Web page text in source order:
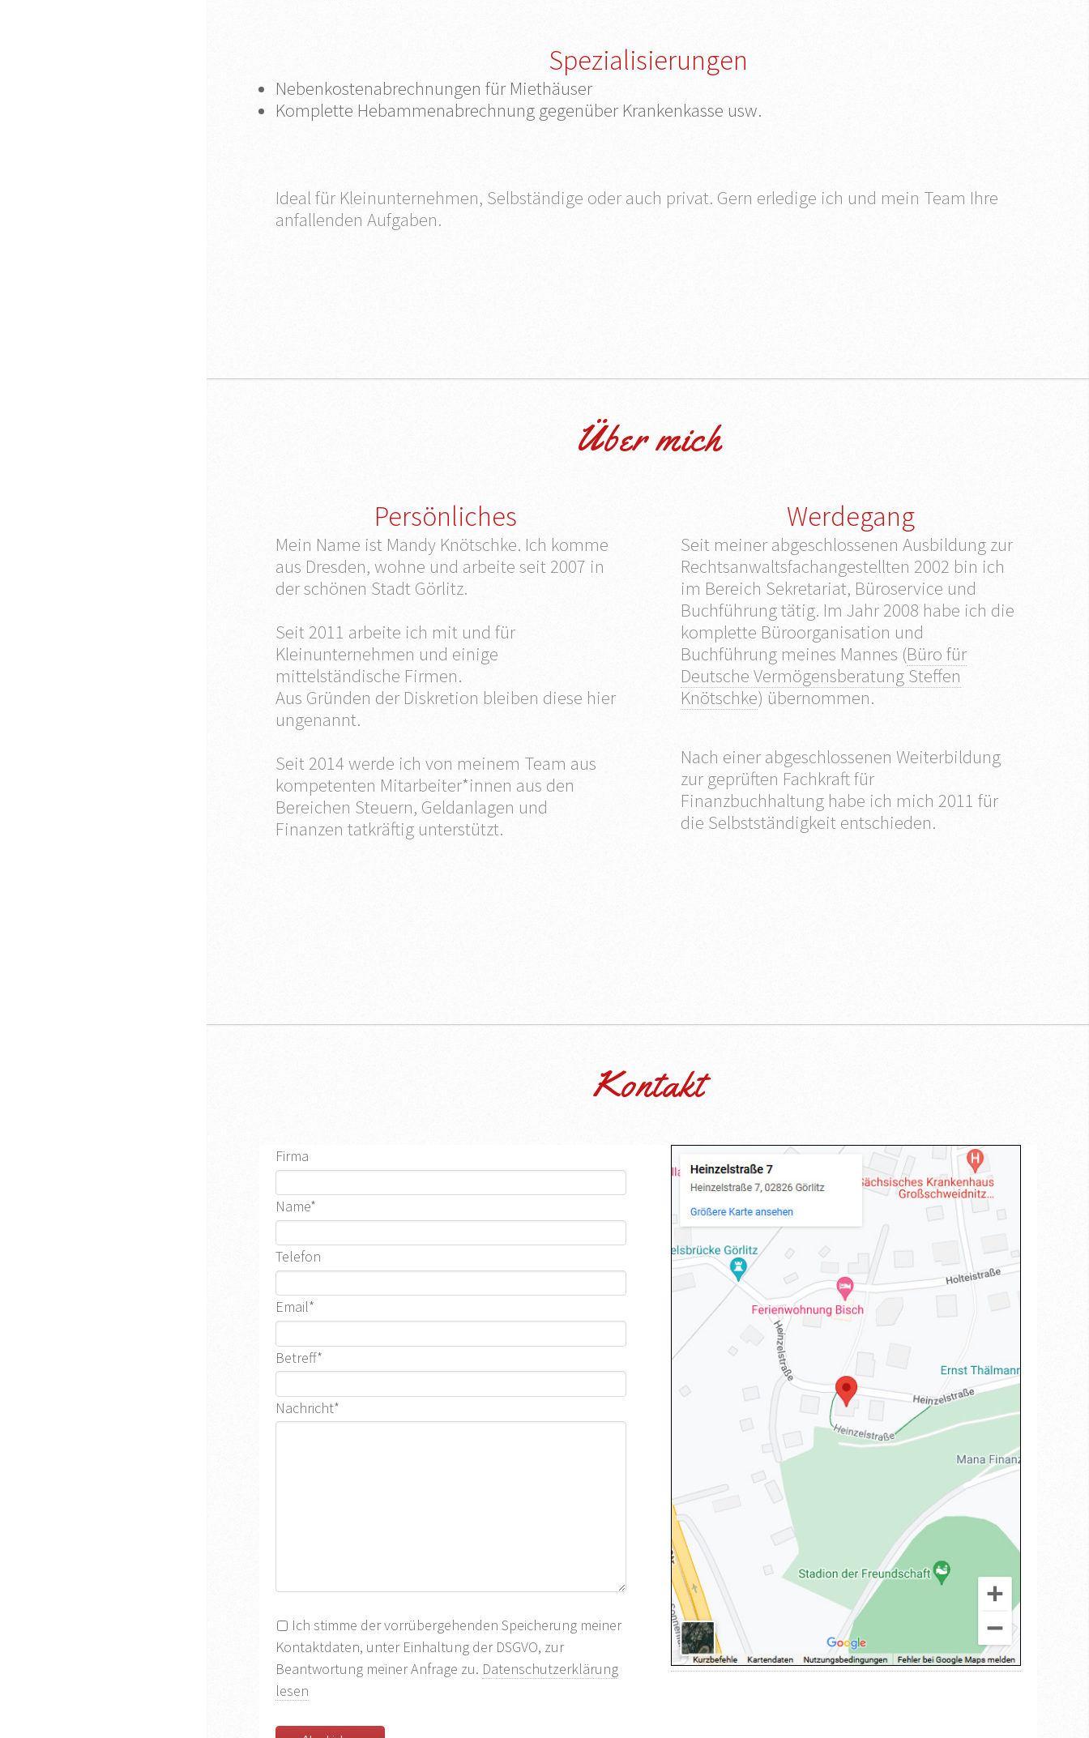
Spezialisierungen
Nebenkostenabrechnungen für Miethäuser
Komplette Hebammenabrechnung gegenüber Krankenkasse usw.
Ideal für Kleinunternehmen, Selbständige oder auch privat. Gern erledige ich und mein Team Ihre
anfallenden Aufgaben.
Über mich
Persönliches
Mein Name ist Mandy Knötschke. Ich komme
aus Dresden, wohne und arbeite seit 2007 in
der schönen Stadt Görlitz.
Seit 2011 arbeite ich mit und für
Kleinunternehmen und einige
mittelständische Firmen.
Aus Gründen der Diskretion bleiben diese hier
ungenannt.
Seit 2014 werde ich von meinem Team aus
kompetenten Mitarbeiter*innen aus den
Bereichen Steuern, Geldanlagen und
Finanzen tatkräftig unterstützt.
Werdegang
Seit meiner abgeschlossenen Ausbildung zur
Rechtsanwaltsfachangestellten 2002 bin ich
im Bereich Sekretariat, Büroservice und
Buchführung tätig. Im Jahr 2008 habe ich die
komplette Büroorganisation und
Buchführung meines Mannes (Büro für
Deutsche Vermögensberatung Steffen
Knötschke) übernommen.
Nach einer abgeschlossenen Weiterbildung
zur geprüften Fachkraft für
Finanzbuchhaltung habe ich mich 2011 für
die Selbstständigkeit entschieden.
Kontakt